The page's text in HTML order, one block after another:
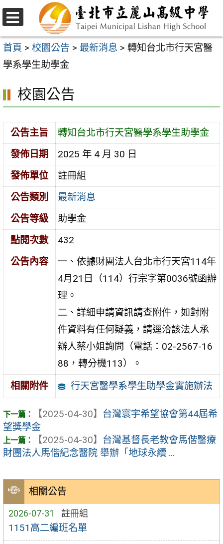
跳
至
主
要
容
區
選
單
首頁 > 校園公告 > 最新消息 > 轉知台北市行天宮醫
學系學生助學金
相關公告
2026-07-31 註冊組
1151高二編班名單
校園公告
公告主旨
轉知台北市行天宮醫學系學生助學金
發佈日期
2025 年 4 月 30 日
發佈單位
註冊組
公告類別
最新消息
公告等級
助學金
點閱次數
432
公告內容
一、依據財團法人台北市行天宮114年
4月21日（114）行宗字第0036號函辦
理。
二、詳細申請資訊請查附件，如對附
件資料有任何疑義，請逕洽該法人承
辦人蔡小姐詢問（電話：02-2567-16
88，轉分機113）。
相關附件
行天宮醫學系學生助學金實施辦法
【2025-04-30】 台灣寰宇希望協會第44屆希
望獎學金
【2025-04-30】 台灣基督長老教會馬偕醫療
財團法人馬偕紀念醫院 舉辦「地球永續 ...